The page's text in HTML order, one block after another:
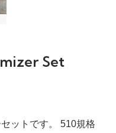
Set
ットです。 510規格